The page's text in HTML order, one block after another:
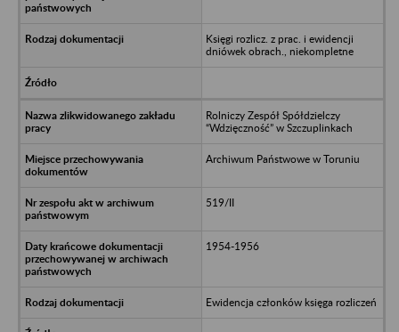
Księgi rozlicz. z prac. i ewidencji
dniówek obrach., niekompletne
Rolniczy Zespół Spółdzielczy
“Wdzięczność” w Szczuplinkach
Archiwum Państwowe w Toruniu
519/II
1954-1956
Ewidencja członków księga rozliczeń